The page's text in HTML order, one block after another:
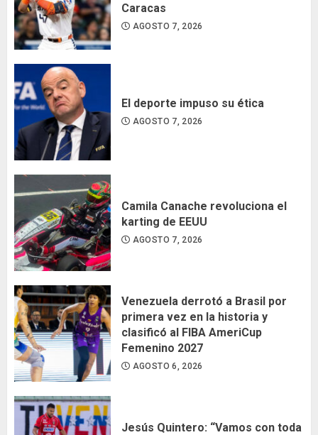
Caracas
AGOSTO 7, 2026
El deporte impuso su ética
AGOSTO 7, 2026
Camila Canache revoluciona el
karting de EEUU
AGOSTO 7, 2026
Venezuela derrotó a Brasil por
primera vez en la historia y
clasificó al FIBA AmeriCup
Femenino 2027
AGOSTO 6, 2026
Jesús Quintero: “Vamos con toda